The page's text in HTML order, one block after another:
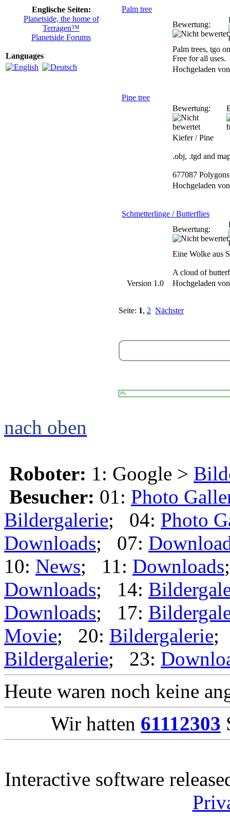
Englische Seiten:
Planetside, the home of
Terragen™
Planetside Forums
Languages
Palm tree
Bewertung:
Palm trees, tgo
Free for all uses.
Hochgeladen
Pine tree
Bewertung:
Kiefer / Pine
.obj, .tgd and
677087 Polygons
Hochgeladen
Schmetterlinge / Butterflies
Bewertung:
Eine Wolke aus
A cloud of
Version 1.0
Hochgeladen
Seite: 1, 2 Nächster
0%
nach oben
Roboter: 1: Google >
Besucher: 01: Photo
Bildergalerie; 04: Photo
Downloads; 07:
10: News; 11: Downloads
Downloads; 14:
Downloads; 17:
Movie; 20: Bildergalerie;
Bildergalerie; 23:
Heute waren noch keine
Wir hatten 61112303
Interactive software